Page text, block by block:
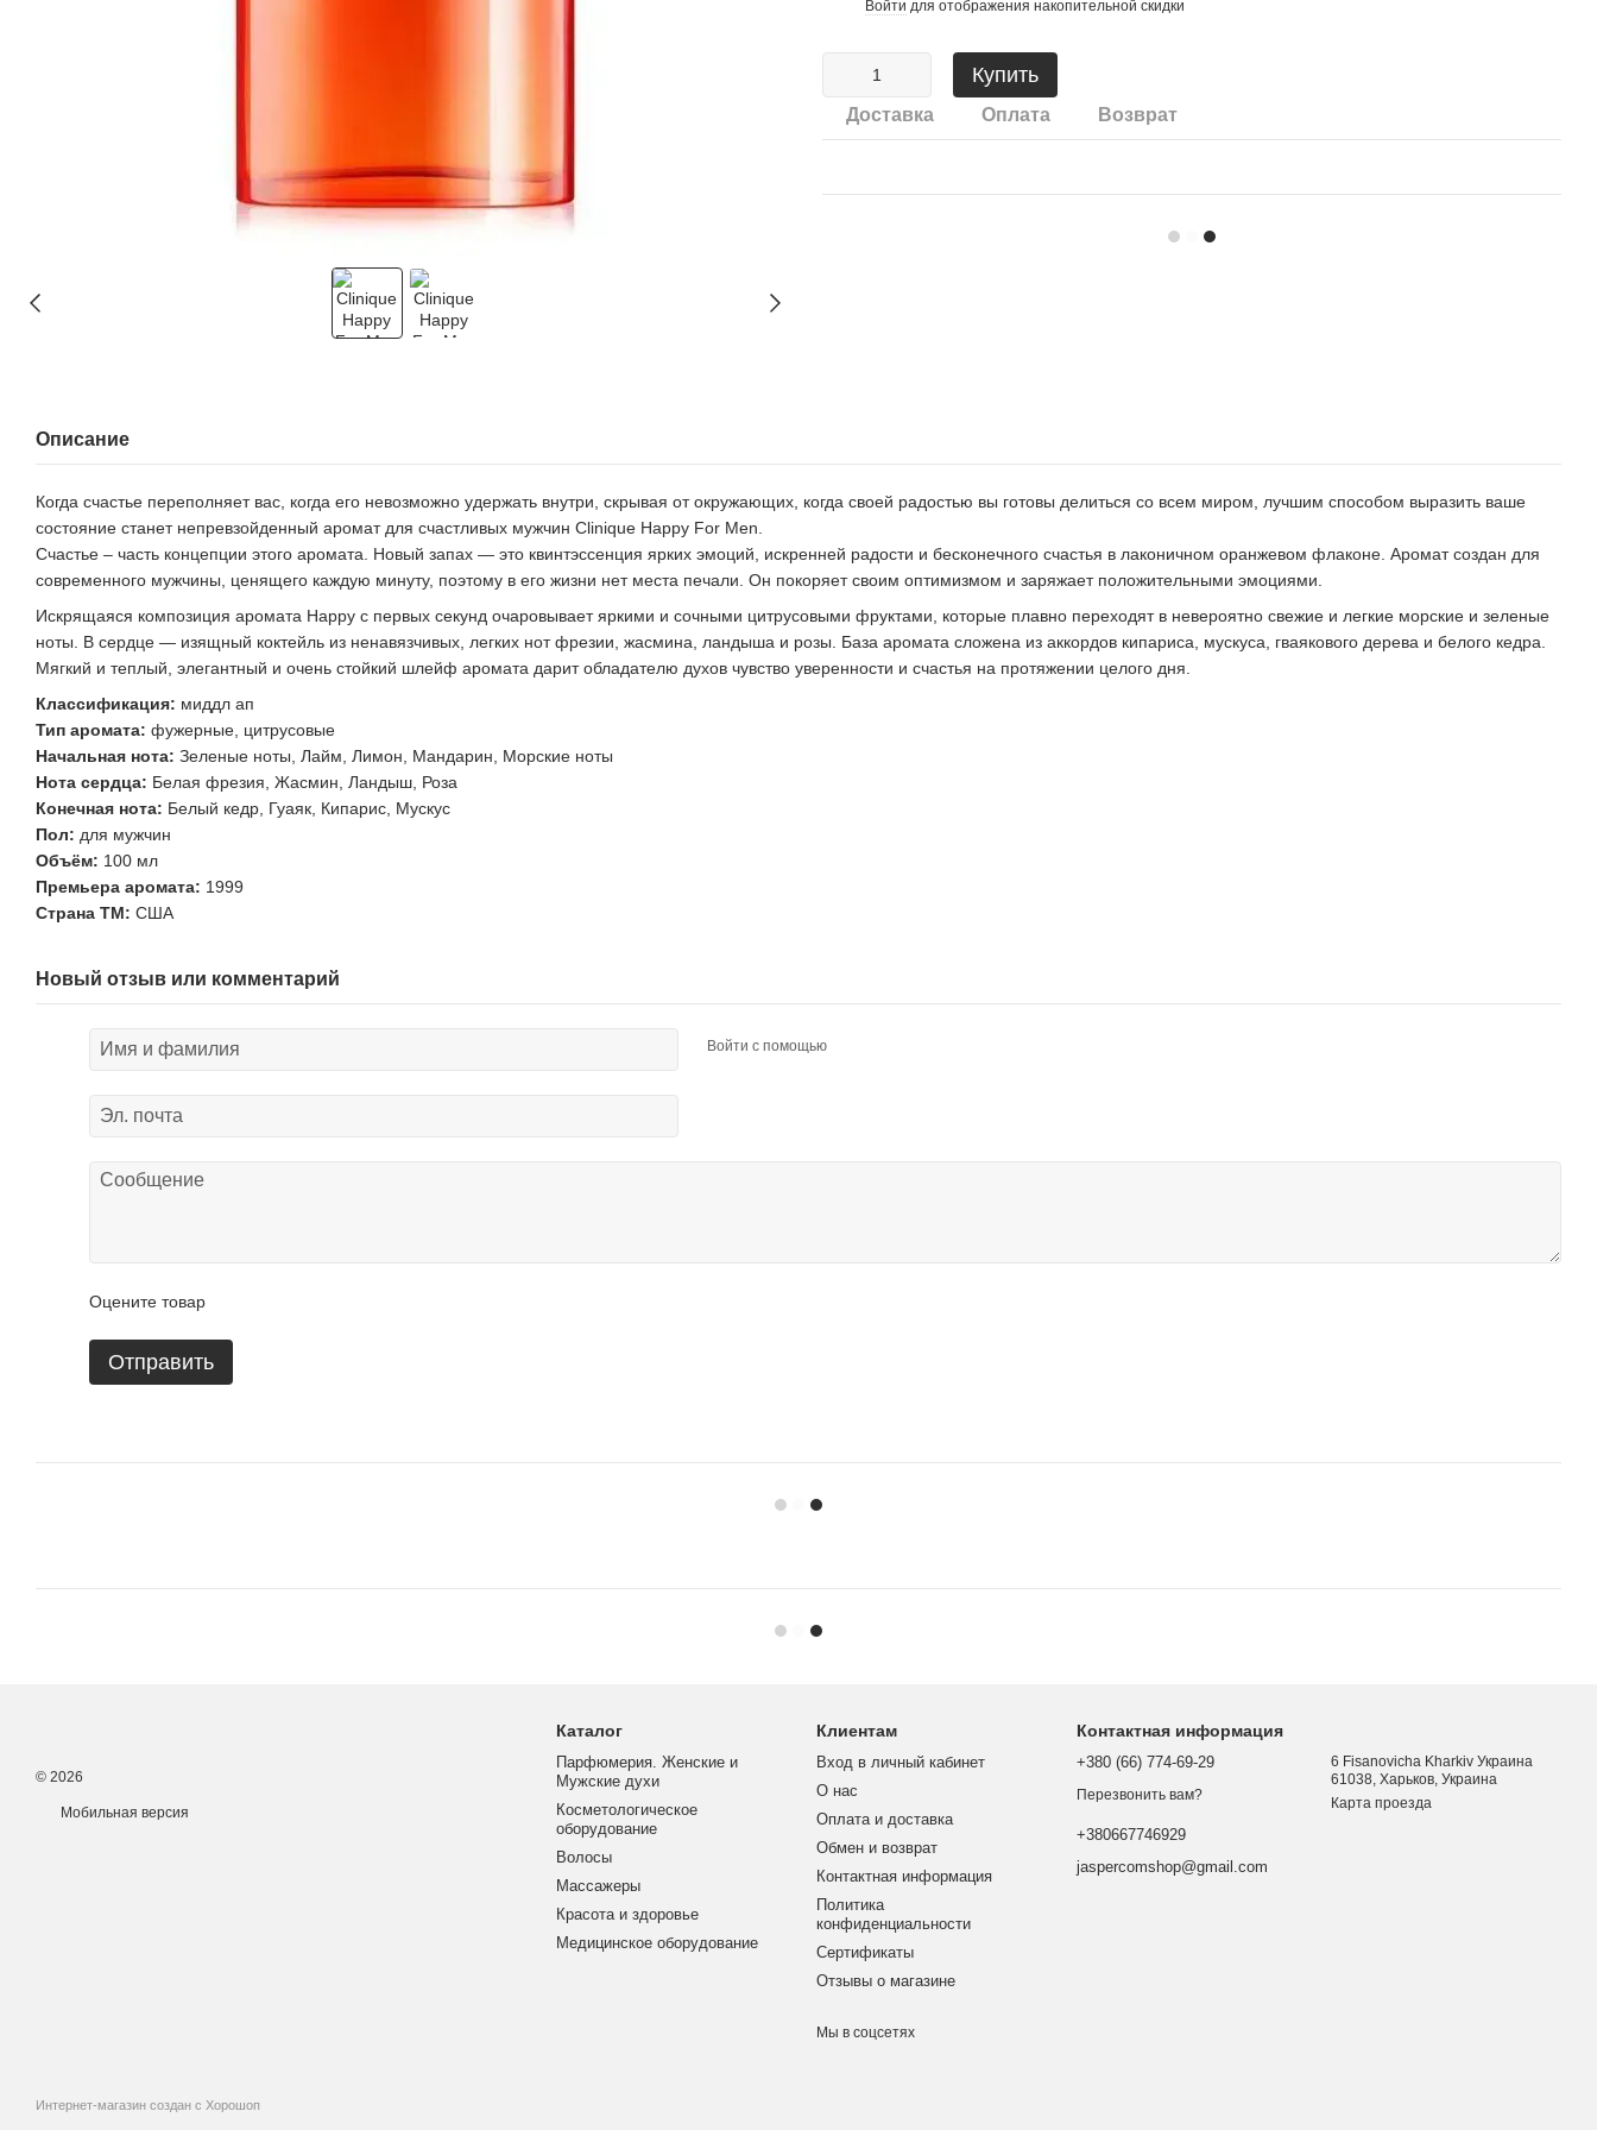
Войти для отображения накопительной скидки
Купить
Доставка Оплата Возврат
Описание
Когда счастье переполняет вас, когда его невозможно удержать внутри, скрывая от окружающих, когда своей радостью вы готовы делиться со всем миром, лучшим способом выразить ваше
состояние станет непревзойденный аромат для счастливых мужчин Clіnіquе Happy For Men.
Счастье – часть концепции этого аромата. Новый запах — это квинтэссенция ярких эмоций, искренней радости и бесконечного счастья в лаконичном оранжевом флаконе. Аромат создан для
современного мужчины, ценящего каждую минуту, поэтому в его жизни нет места печали. Он покоряет своим оптимизмом и заряжает положительными эмоциями.
Искрящаяся композиция аромата Happy с первых секунд очаровывает яркими и сочными цитрусовыми фруктами, которые плавно переходят в невероятно свежие и легкие морские и зеленые
ноты. В сердце — изящный коктейль из ненавязчивых, легких нот фрезии, жасмина, ландыша и розы. База аромата сложена из аккордов кипариса, мускуса, гваякового дерева и белого кедра.
Мягкий и теплый, элегантный и очень стойкий шлейф аромата дарит обладателю духов чувство уверенности и счастья на протяжении целого дня.
Классификация: миддл ап
Тип аромата: фужерные, цитрусовые
Начальная нота: Зеленые ноты, Лайм, Лимон, Мандарин, Морские ноты
Нота сердца: Белая фрезия, Жасмин, Ландыш, Роза
Конечная нота: Белый кедр, Гуаяк, Кипарис, Мускус
Пол: для мужчин
Объём: 100 мл
Премьера аромата: 1999
Страна ТМ: США
Новый отзыв или комментарий
Войти с помощью
Оцените товар
Отправить
© 2026
Мобильная версия
Интернет-магазин создан с Хорошоп
Каталог
Парфюмерия. Женские и
Мужские духи
Косметологическое
оборудование
Волосы
Массажеры
Красота и здоровье
Медицинское оборудование
Клиентам
Вход в личный кабинет
О нас
Оплата и доставка
Обмен и возврат
Контактная информация
Политика
конфиденциальности
Сертификаты
Отзывы о магазине
Мы в соцсетях
Контактная информация
+380 (66) 774-69-29
Перезвонить вам?
+380667746929
jaspercomshop@gmail.com
6 Fisanovicha Kharkiv Украина
61038, Харьков, Украина
Карта проезда